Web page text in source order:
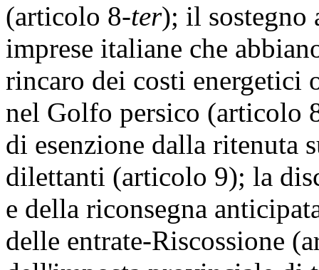
(articolo 8-ter); il sostegno
imprese italiane che
rincaro dei costi energetici
nel Golfo persico (articolo
di esenzione dalla ritenuta
dilettanti (articolo 9); la
e della riconsegna
delle entrate-Riscossione